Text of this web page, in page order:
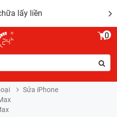
lấy liền
0
Sửa iPhone